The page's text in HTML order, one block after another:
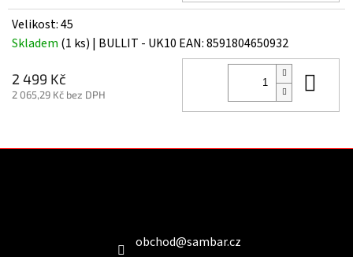
Velikost: 45
Skladem (1 ks) | BULLIT - UK10 EAN:8591804650932
2 499 Kč
2 065,29 Kč bez DPH
obchod@sambar.cz